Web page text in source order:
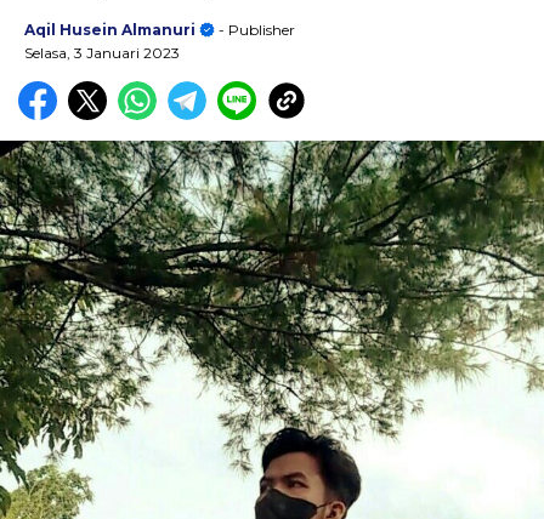
Aqil Husein Almanuri
- Publisher
Selasa, 3 Januari 2023